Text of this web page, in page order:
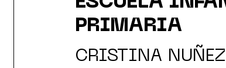
PRIMARIA
CRISTINA